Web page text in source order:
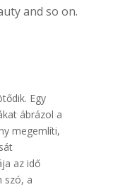
and so on.
Egy
ábrázol a
megemlíti,
az idő
szó, a